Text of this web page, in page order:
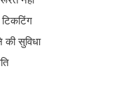
की सुविधा